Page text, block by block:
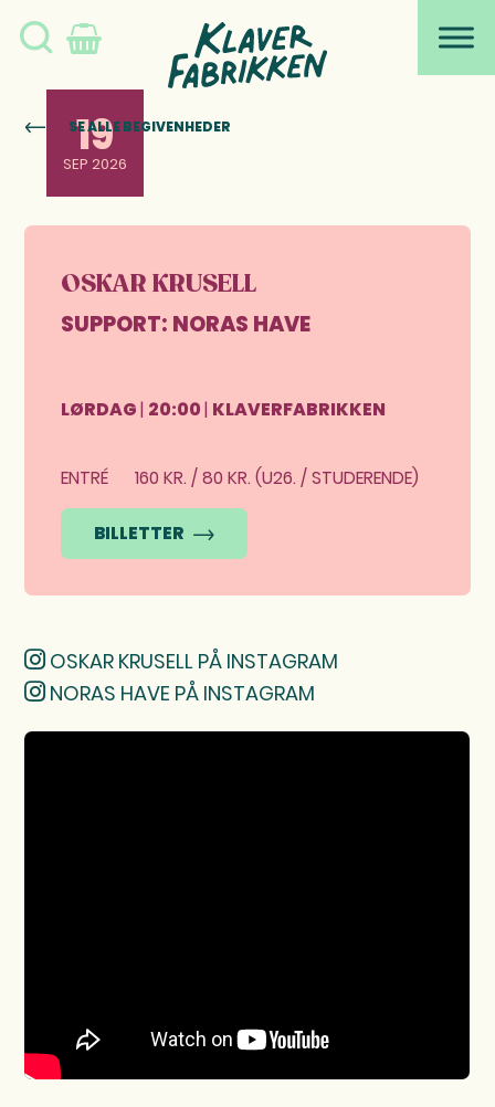
navigation
content
sidebar
Klaverfabrikken
Søg
på
SE ALLE BEGIVENHEDER
19
SEP 2026
OSKAR KRUSELL
SUPPORT: NORAS HAVE
LØRDAG| 20:00| KLAVERFABRIKKEN
ENTRÉ 160 KR. / 80 KR. (U26. / STUDERENDE)
BILLETTER
OSKAR KRUSELL PÅ INSTAGRAM
NORAS HAVE PÅ INSTAGRAM